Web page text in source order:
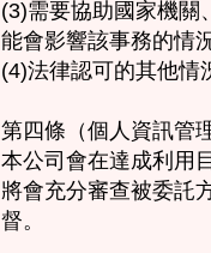
(3)需要協助國家機關
能會影響該事務的情
(4)法律認可的其他情
第四條（個人資訊管
本公司會在達成利用
將會充分審查被委託
督。